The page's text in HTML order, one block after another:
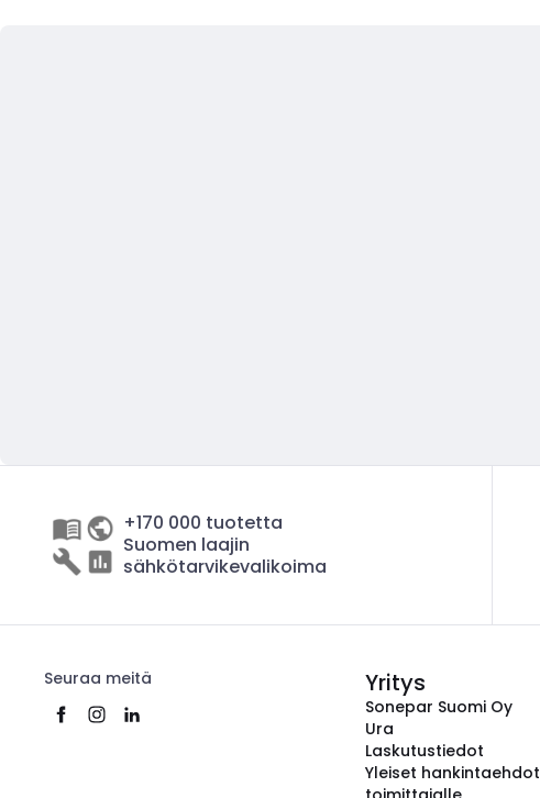
+170 000 tuotetta
Suomen laajin
sähkötarvikevalikoima
Seuraa meitä Yritys
Sonepar Suomi Oy
Ura
Laskutustiedot
Yleiset hankintaehdot